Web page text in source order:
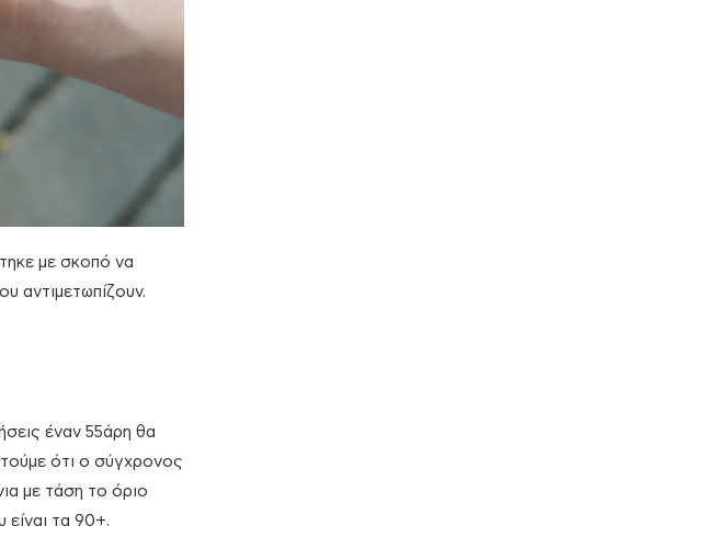
με σκοπό να
αντιμετωπίζουν.
έναν 55άρη θα
ότι ο σύγχρονος
με τάση το όριο
είναι τα 90+.